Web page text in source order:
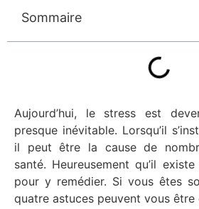
Sommaire
Aujourd’hui, le stress est
presque inévitable. Lorsqu’il
il peut être la cause de
santé. Heureusement qu’il
pour y remédier. Si vous êtes
quatre astuces peuvent vous être